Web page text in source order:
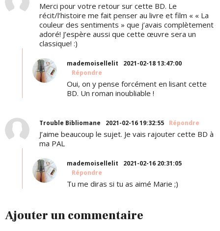
Merci pour votre retour sur cette BD. Le
récit/l’histoire me fait penser au livre et film « « La
couleur des sentiments » que j’avais complètement
adoré! J’espère aussi que cette œuvre sera un
classique! :)
mademoisellelit
2021-02-18 13:47:00
Répondre
Oui, on y pense forcément en lisant cette
BD. Un roman inoubliable !
Trouble Bibliomane 2021-02-16 19:32:55 Répondre
J’aime beaucoup le sujet. Je vais rajouter cette BD à
ma PAL
mademoisellelit
2021-02-16 20:31:05
Répondre
Tu me diras si tu as aimé Marie ;)
Ajouter un commentaire